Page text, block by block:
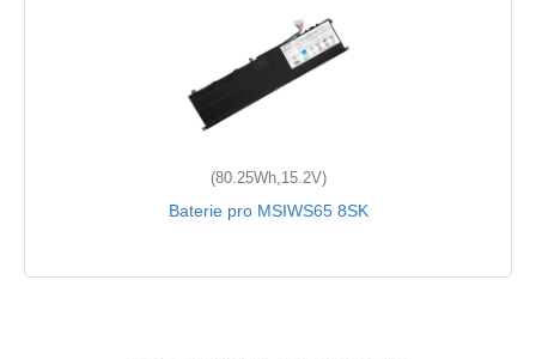
(80.25Wh,15.2V)
Baterie pro MSIWS65 8SK